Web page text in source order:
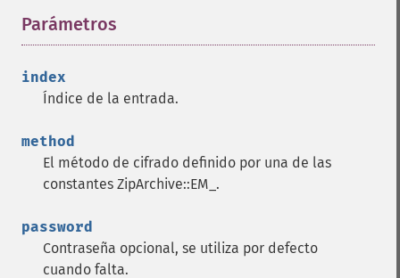
Parámetros
index
Índice de la entrada.
method
El método de cifrado definido por una de las
constantes ZipArchive::EM_.
password
Contraseña opcional, se utiliza por defecto
cuando falta.